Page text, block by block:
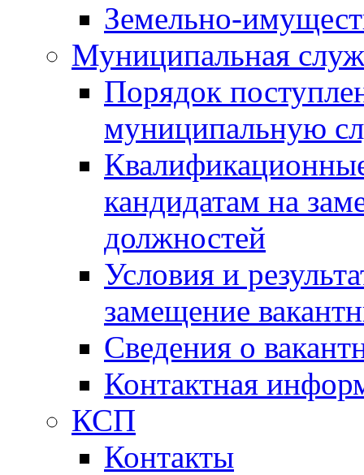
Земельно-
Муниципальная
Порядок
муниципальную
кандидатам на
должностей
Условия и
замещение
Сведения о
Контактная
КСП
Контакты